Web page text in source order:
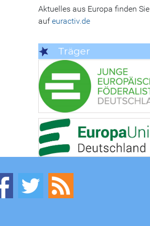
Aktuelles aus Europa finden Sie
aufeuractiv.de
Träger